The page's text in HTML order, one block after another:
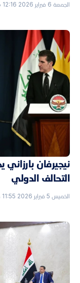
الجمعة 6 فبراير 2026 12:16 ص
نيجيرفان
التحالف الدولي
الخميس 5 فبراير 2026 11:55 م